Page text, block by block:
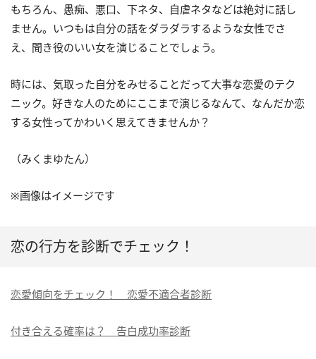
もちろん、愚痴、悪口、下ネタ、自虐ネタなどは絶対に話し
ません。いつもは自分の話をダラダラするような女性でさ
え、聞き役のいい女を演じることでしょう。
時には、気取った自分をみせることだって大事な恋愛のテク
ニック。好きな人のためにここまで演じるなんて、なんだか恋
する女性ってかわいく思えてきませんか？
（みくまゆたん）
※画像はイメージです
恋の行方を診断でチェック！
恋愛傾向をチェック！ 恋愛不適合者診断
付き合える確率は？ 告白成功率診断